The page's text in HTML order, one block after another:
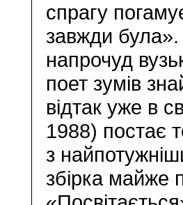
спрагу
завжди
напрочуд
поет зумів
відтак уже в
1988) постає
з
збірка майже